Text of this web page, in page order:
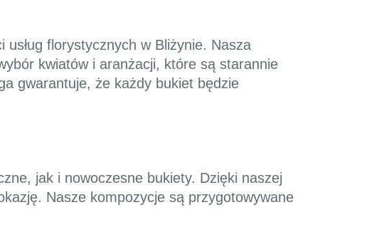
florystycznych w Bliżynie. Nasza
kwiatów i aranżacji, które są starannie
gwarantuje, że każdy bukiet będzie
jak i nowoczesne bukiety. Dzięki naszej
Nasze kompozycje są przygotowywane